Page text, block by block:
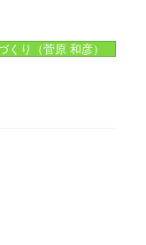
くり（菅原 和彦）